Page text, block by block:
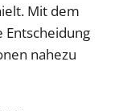
Mit dem
Entscheidung
nahezu